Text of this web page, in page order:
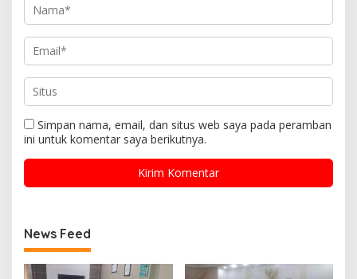
Simpan nama, email, dan situs web saya pada peramban
ini untuk komentar saya berikutnya.
News Feed